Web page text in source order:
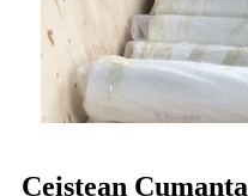
Ceistean Cumanta